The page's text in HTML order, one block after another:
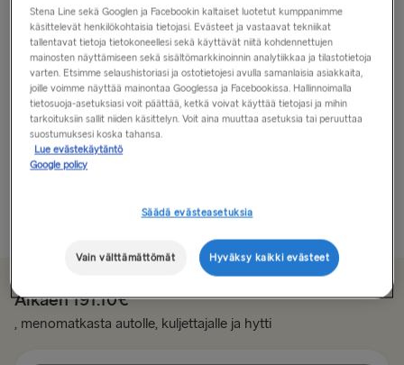
Saksan todelliseksi pohjoiseksi nimetty Schleswig-
Holstein on Saksan pohjoisin osavaltio. Schleswig-
Holstein on juuri oikea paikka sinulle, halusitpa sitten
kaupunkiloman täynnä vilkasta kulttuuria ja kulinaarisia
elämyksiä tai astua sivuun polulta ja tutustua alueen
tarjoamiin nähtävyyksiin.
Alkaen 191.10€
, menomatkasta autolle, kuljettajalle ja hytti
Stena Line sekä Googlen ja Facebookin kaltaiset luotetut kumppanimme
käsittelevät henkilökohtaisia tietojasi. Evästeet ja vastaavat tekniikat
tallentavat tietoja tietokoneellesi sekä käyttävät niitä kohdennettujen
mainosten näyttämiseen sekä sisältömarkkinoinnin analytiikkaa ja tilastotietoja
varten. Etsimme selaushistoriasi ja ostotietojesi avulla samanlaisia asiakkaita,
joille voimme näyttää mainontaa Googlessa ja Facebookissa. Hallinnoimalla
tietosuoja-asetuksiasi voit päättää, ketkä voivat käyttää tietojasi ja mihin
tarkoituksiin sallit niiden käsittelyn. Voit aina muuttaa asetuksia tai peruuttaa
suostumuksesi koska tahansa.
Lue evästekäytäntö
Google policy
Säädä evästeasetuksia
Vain välttämättömät Hyväksy kaikki evästeet